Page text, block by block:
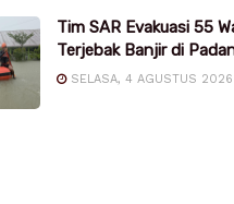
Tim SAR Evakuasi 55
Terjebak Banjir di
SELASA, 4 AGUSTUS 2026